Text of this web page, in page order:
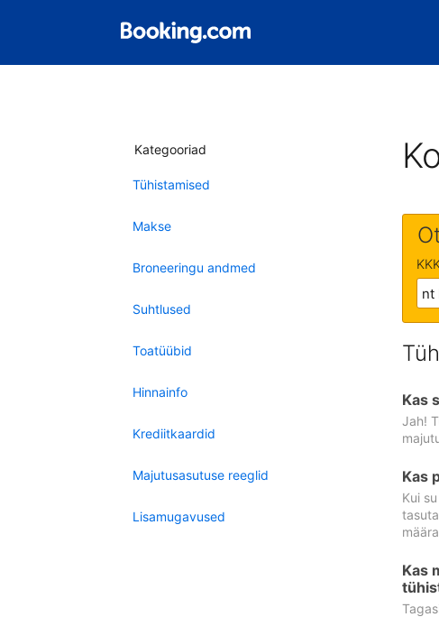
Kategooriad
Tühistamised
Makse
Broneeringu andmed
Suhtlused
Toatüübid
Hinnainfo
Krediitkaardid
Majutusasutuse reeglid
Lisamugavused
Kas
Jah!
Kas
Kui
Kas